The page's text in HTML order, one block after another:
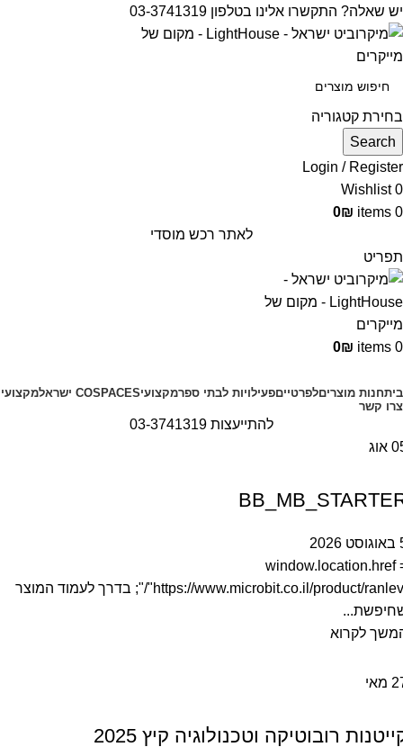
יש שאלה? התקשרו אלינו בטלפון 03-3741319
בחירת קטגוריה
Search
Login / Register
0
Wishlist
0
items
0₪
לאתר רכש מוסדי
תפריט
0
items
0₪
ביתחנות מוצריםלפרטייםפעילויות לבתי ספרמקצועיCOSPACES ישראל
מקצועי
צרו קשר
להתייעצות 03-3741319
אוג
window.location.href
"https://www.microbit.co.il/product/ranlevi/"; בדרך לעמוד המוצר
לקרוא
מאי
רובוטיקה וטכנולוגיה קיץ 2025